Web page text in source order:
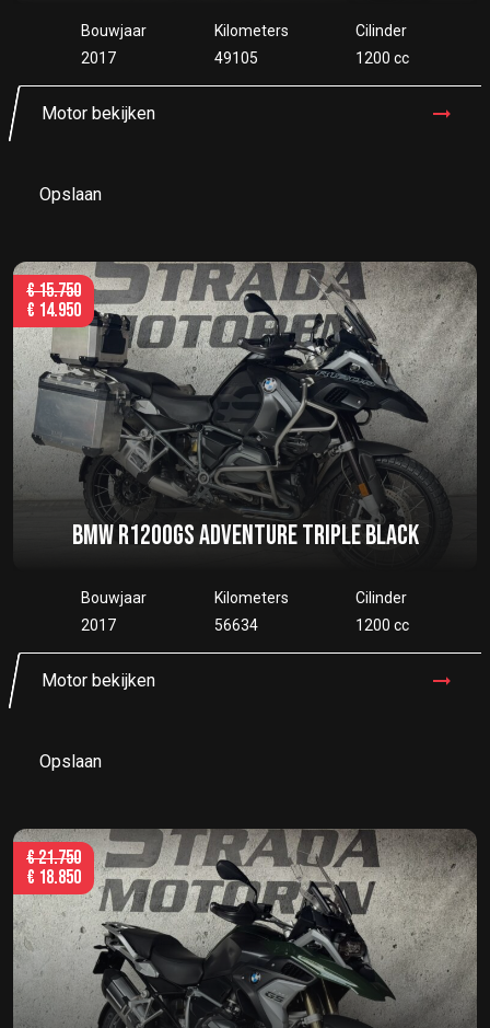
Bouwjaar
2017
Kilometers
49105
Cilinder
1200 cc
Motor bekijken
Opslaan
BMW R1200GS ADVENTURE TRIPLE BLACK
Bouwjaar
2017
Kilometers
56634
Cilinder
1200 cc
Motor bekijken
€15.750
€ 14.950
Opslaan
€21.750
€ 18.850